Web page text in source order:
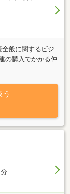
般に関するビジ
の購入でかかる仲
数取り扱ってお
った際は一度ご
う